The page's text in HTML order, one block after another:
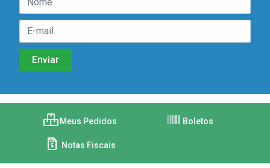
Meus Pedidos Boletos
Notas Fiscais